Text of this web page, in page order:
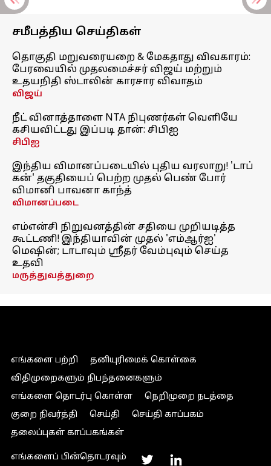
சமீபத்திய செய்திகள்
தொகுதி மறுவரையறை & மேகதாது விவகாரம்:
பேரவையில் முதலமைச்சர் விஜய் மற்றும்
உதயநிதி ஸ்டாலின் காரசார விவாதம்
விஜய்
நீட் வினாத்தாளை NTA நிபுணர்கள் வெளியே
கசியவிட்டது இப்படி தான்: சிபிஐ
சிபிஐ
இந்திய விமானப்படையில் புதிய வரலாறு! 'டாப்
கன்' தகுதியைப் பெற்ற முதல் பெண் போர்
விமானி பாவனா காந்த்
விமானப்படை
எம்என்சி நிறுவனத்தின் சதியை முறியடித்த
கூட்டணி! இந்தியாவின் முதல் 'எம்ஆர்ஐ'
மெஷின்; டாடாவும் ஸ்ரீதர் வேம்புவும் செய்த
உதவி
மருத்துவத்துறை
எங்களை பற்றி
தனியுரிமைக் கொள்கை
விதிமுறைகளும் நிபந்தனைகளும்
எங்களை தொடர்பு கொள்ள
நெறிமுறை நடத்தை
குறை நிவர்த்தி
செய்தி
செய்தி காப்பகம்
தலைப்புகள் காப்பகங்கள்
எங்களைப் பின்தொடரவும்